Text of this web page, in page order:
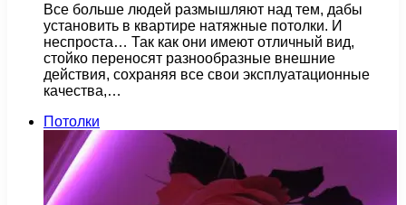
Все больше людей размышляют над тем, дабы
установить в квартире натяжные потолки. И
неспроста… Так как они имеют отличный вид,
стойко переносят разнообразные внешние
действия, сохраняя все свои эксплуатационные
качества,…
Потолки